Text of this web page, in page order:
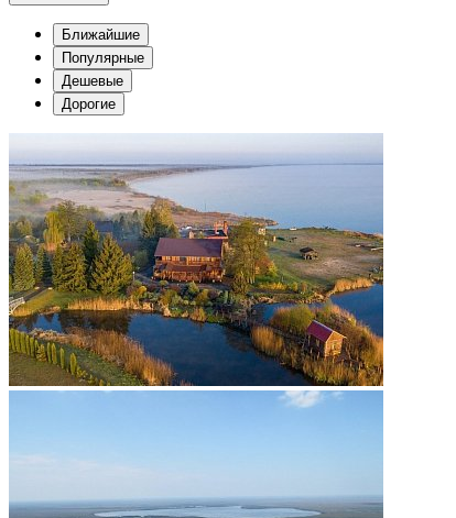
Ближайшие
Популярные
Дешевые
Дорогие